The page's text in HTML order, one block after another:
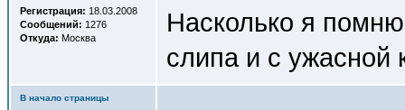
Регистрация: 18.03.2008
Сообщений: 1276
Откуда: Москва
Насколько я
слипа и с ужасной
В начало страницы